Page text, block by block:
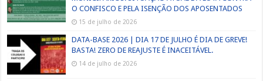
O CONFISCO E PELA ISENÇÃO DOS APOSENTADOS
15 de julho de 2026
DATA-BASE 2026 | DIA 17 DE JULHO É DIA DE GREVE!
BASTA! ZERO DE REAJUSTE É INACEITÁVEL.
14 de julho de 2026